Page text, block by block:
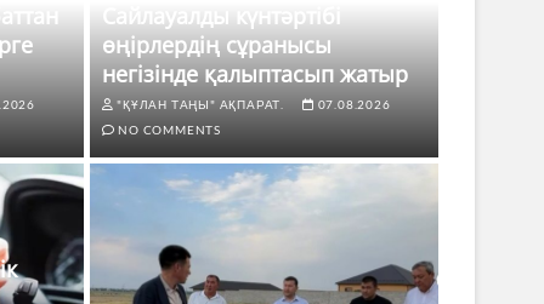
Сайлауалды күнтәртібі
өңірлердің сұранысы
негізінде қалыптасып жатыр
"ҚҰЛАН ТАҢЫ" АҚПАРАТ.
07.08.2026
NO COMMENTS